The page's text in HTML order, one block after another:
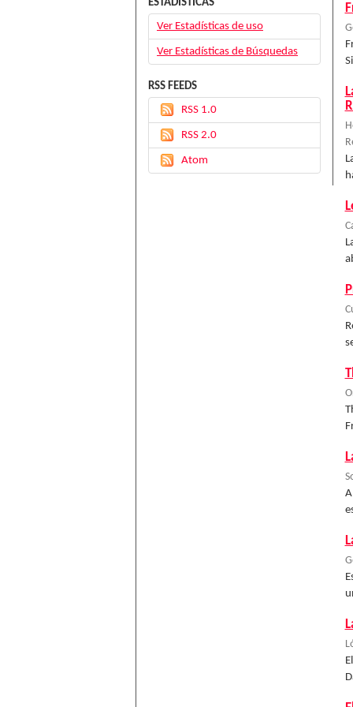
ESTADÍSTICAS
Ver Estadísticas de uso
Ver Estadísticas de Búsquedas
RSS FEEDS
RSS 1.0
RSS 2.0
Atom